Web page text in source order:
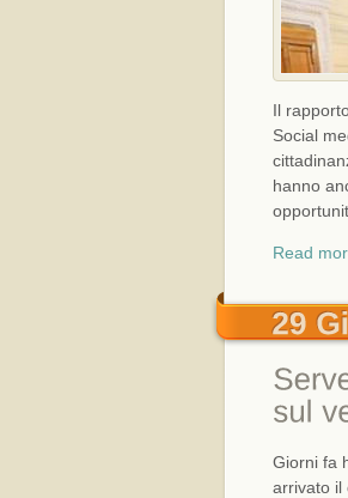
Il
Social
hanno
Read
Giorni fa
arrivato il